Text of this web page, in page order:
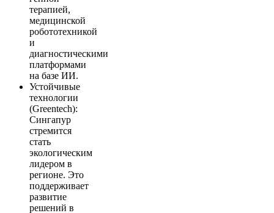
терапией,
медицинской
робототехникой
и
диагностическими
платформами
на базе ИИ.
Устойчивые
технологии
(Greentech):
Сингапур
стремится
стать
экологическим
лидером в
регионе. Это
поддерживает
развитие
решений в